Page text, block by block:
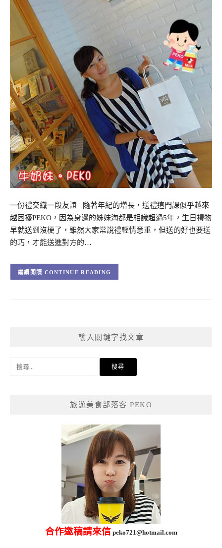
一份禮交織一段友誼 隨著年紀的增長，送禮這門課似乎越來
越困擾PEKO，因為身邊的姊妹淘都是相識超過5年，生日禮物
早就送到沒梗了，雖然大家常說禮輕情意重，但送的好也要送
的巧，才能送進對方的…
CONTINUE READING
輸入關鍵字找文章
旅遊美食部落客 PEKO
合作邀稿請來信 peko721@hotmail.com